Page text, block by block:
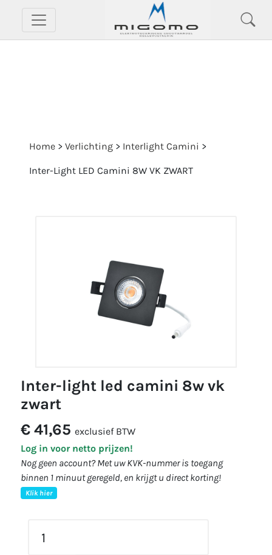
Home > Verlichting > Interlight Camini >
Inter-Light LED Camini 8W VK ZWART
inter-light led camini 8w vk
zwart
€ 41,65 exclusief BTW
Log in voor netto prijzen!
Nog geen account? Met uw KVK-nummer is toegang
binnen 1 minuut geregeld, en krijgt u direct korting!
Klik hier